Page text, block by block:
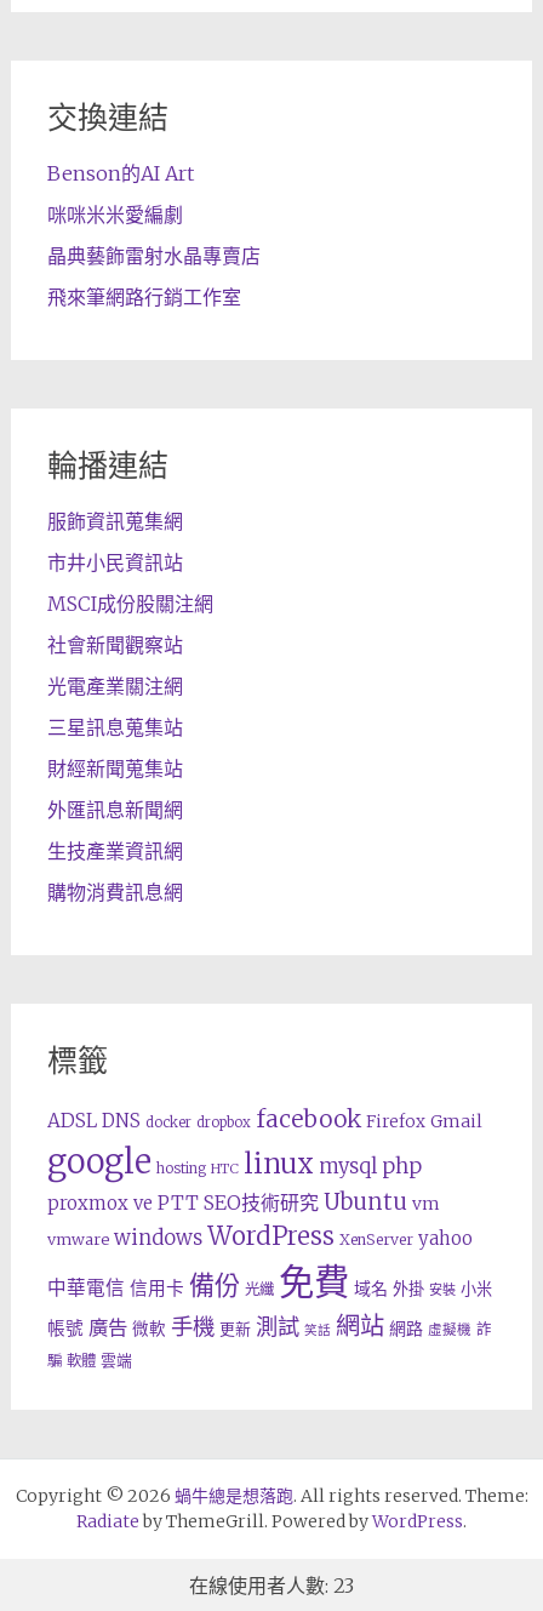
交換連結
Benson的AI Art
咪咪米米愛編劇
晶典藝飾雷射水晶專賣店
飛來筆網路行銷工作室
輪播連結
服飾資訊蒐集網
市井小民資訊站
MSCI成份股關注網
社會新聞觀察站
光電產業關注網
三星訊息蒐集站
財經新聞蒐集站
外匯訊息新聞網
生技產業資訊網
購物消費訊息網
標籤
ADSL DNS docker dropbox facebook Firefox Gmail
google hosting HTC linux mysql php
proxmox ve PTT SEO技術研究 Ubuntu vm
vmware windows WordPress XenServer yahoo
中華電信 信用卡 備份 光纖 免費 域名 外掛 安裝 小米
帳號 廣告 微軟 手機 更新 測試 笑話 網站 網路 虛擬機 詐
騙 軟體 雲端
Copyright © 2026 蝸牛總是想落跑. All rights reserved. Theme:
Radiateby ThemeGrill. Powered byWordPress.
在線使用者人數: 23